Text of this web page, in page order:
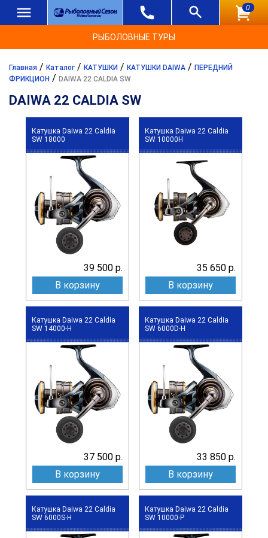
0
РЫБОЛОВНЫЕ ТУРЫ
Главная / Каталог / КАТУШКИ / КАТУШКИ DAIWA / ПЕРЕДНИЙ
ФРИКЦИОН / DAIWA 22 CALDIA SW
DAIWA 22 CALDIA SW
Катушка Daiwa 22 Caldia
SW 18000
39 500 р.
В корзину
Катушка Daiwa 22 Caldia
SW 10000H
35 650 р.
В корзину
Катушка Daiwa 22 Caldia
SW 14000-H
37 500 р.
В корзину
Катушка Daiwa 22 Caldia
SW 6000D-H
33 850 р.
В корзину
Катушка Daiwa 22 Caldia
SW 6000S-H
Катушка Daiwa 22 Caldia
SW 10000-P